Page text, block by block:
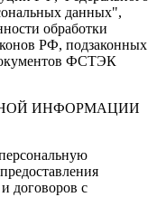
данных",
обработки
РФ, подзаконных
ФСТЭК
ИНФОРМАЦИИ
договоров с